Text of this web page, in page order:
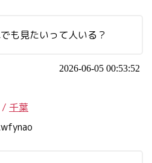
も見たいって人いる？
2026-06-05 00:53:52
/ 千葉